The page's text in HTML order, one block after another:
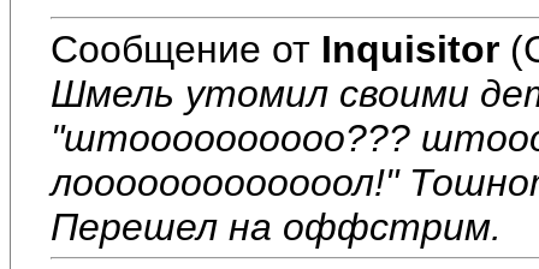
Сообщение от Inquisitor
Шмель утомил своими
"штоооооооооо???
лооооооооооооол!"
Перешел на оффстрим.